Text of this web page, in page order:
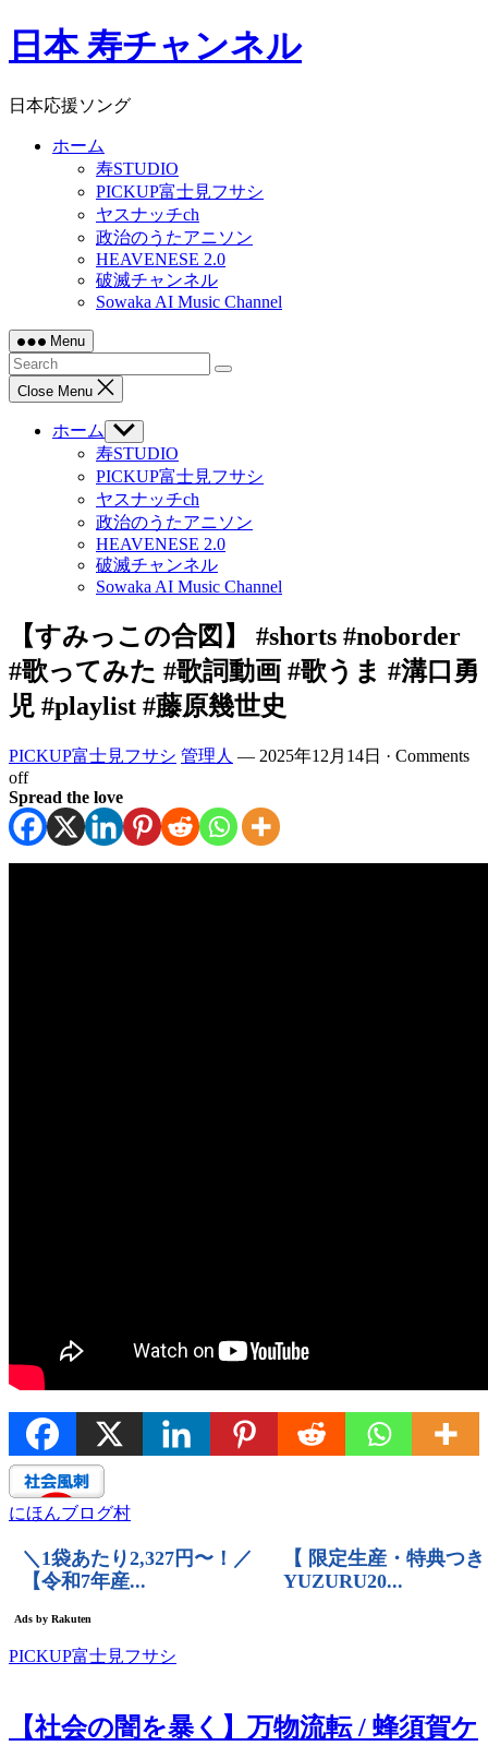
Skip
to日本 寿チャンネル
日本応援ソング
ホーム
寿STUDIO
PICKUP富士見フサシ
ヤスナッチch
政治のうたアニソン
HEAVENESE 2.0
破滅チャンネル
Sowaka AI Music Channel
Menu
Close Menu
ホーム
Show
sub
menu
寿STUDIO
PICKUP富士見フサシ
ヤスナッチch
政治のうたアニソン
HEAVENESE 2.0
破滅チャンネル
Sowaka AI Music Channel
【すみっこの合図】 #shorts #noborder
#歌ってみた #歌詞動画 #歌うま #溝口勇
児 #playlist #藤原幾世史
PICKUP富士見フサシ 管理人 — 2025年12月14日 · Comments
off
Spread the love
にほんブログ村
PICKUP富士見フサシ
【社会の闇を暴く】万物流転 / 蜂須賀ケ